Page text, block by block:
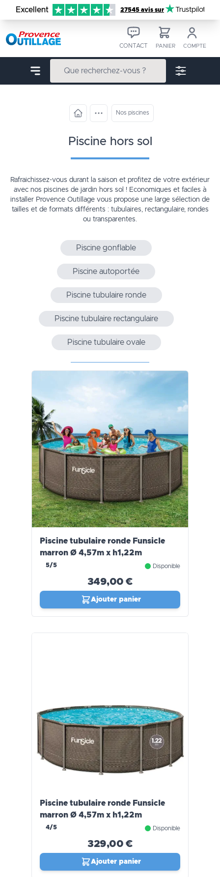
Aller au contenu
Excellent 27545 avis sur Trustpilot
CONTACT PANIER COMPTE
Nos piscines
piscine hors sol
Rafraichissez-vous durant la saison et profitez de votre extérieur
avec nos piscines de jardin hors sol ! Economiques et faciles à
installer Provence Outillage vous propose une large sélection de
tailles et de formats différents : tubulaires, rectangulaire, rondes
ou transparentes.
Piscine gonflable
Piscine autoportée
Piscine tubulaire ronde
Piscine tubulaire rectangulaire
Piscine tubulaire ovale
Piscine tubulaire ronde Funsicle
marron Ø 4,57m x h1,22m
5/5 Disponible
349,00 €
Ajouter panier
Piscine tubulaire ronde Funsicle
marron Ø 4,57m x h1,22m
4/5 Disponible
329,00 €
Ajouter panier